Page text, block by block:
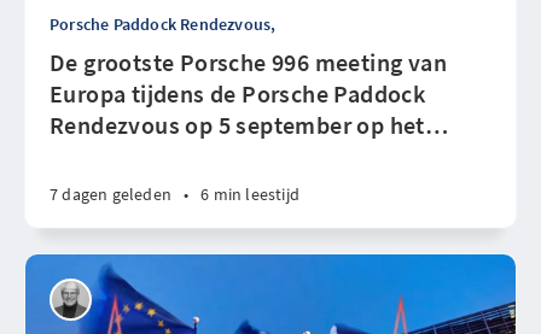
Porsche Paddock Rendezvous,
De grootste Porsche 996 meeting van
Europa tijdens de Porsche Paddock
Rendezvous op 5 september op het…
7 dagen geleden • 6 min leestijd